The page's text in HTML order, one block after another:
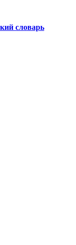
словарь